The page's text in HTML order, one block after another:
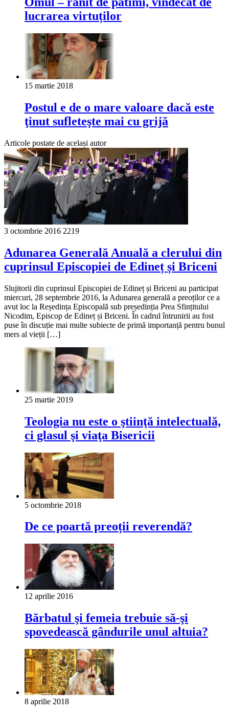
lucrarea virtuților
15 martie 2018
Postul e de o mare valoare dacă este
ţinut sufleteşte mai cu grijă
Articole postate de același autor
3 octombrie 2016 2219
Adunarea Generală Anuală a clerului din
cuprinsul Episcopiei de Edineț și Briceni
Slujitorii din cuprinsul Episcopiei de Edineț și Briceni au participat
miercuri, 28 septembrie 2016, la Adunarea generală a preoților ce a
avut loc la Reședința Episcopală sub președinția Prea Sfințitului
Nicodim, Episcop de Edineț și Briceni. În cadrul întrunirii au fost
puse în discuție mai multe subiecte de primă importanță pentru bunul
mers al vieții […]
25 martie 2019
Teologia nu este o ştiinţă intelectuală,
ci glasul şi viaţa Bisericii
5 octombrie 2018
De ce poartă preoții reverendă?
12 aprilie 2016
Bărbatul şi femeia trebuie să-şi
spovedească gândurile unul altuia?
8 aprilie 2018